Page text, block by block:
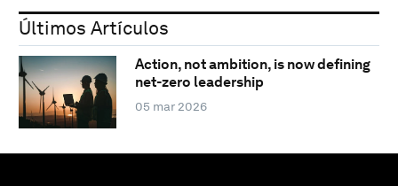
Últimos Artículos
Action, not ambition, is now defining
net-zero leadership
05 mar 2026